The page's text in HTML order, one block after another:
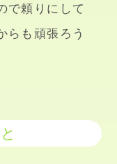
で頼りにして
らも頑張ろう